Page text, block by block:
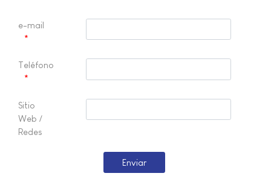
e-mail
Teléfono
Sitio
Web /
Redes